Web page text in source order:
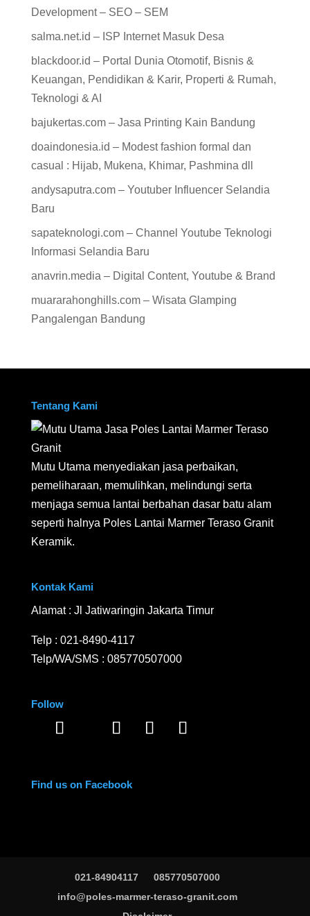
Development – SEO – SEM
salma.net.id – ISP Internet Masuk Desa
blackdoor.id – Portal Dunia Otomotif, Bisnis &
Keuangan, Pendidikan & Karir, Properti & Rumah,
Teknologi & AI
bajukertas.com – Jasa Printing Kain Bandung
doaindonesia.id – Modest fashion formal dan
casual : Hijab, Mukena, Khimar, Pashmina dll
andysaputra.com – Youtuber Influencer Selandia
Baru
sapateknologi.com – Channel Youtube Teknologi
Informasi Selandia Baru
anavrin.media – Digital Content, Youtube & Brand
muararahonghills.com – Wisata Glamping
Pangalengan Bandung
Tentang Kami
Mutu Utama menyediakan jasa perbaikan,
pemeliharaan, memulihkan, melindungi serta
menjaga semua lantai berbahan dasar batu alam
seperti halnya Poles Lantai Marmer Teraso Granit
Keramik.
Kontak Kami
Alamat : Jl Jatiwaringin Jakarta Timur
Telp : 021-8490-4117
Telp/WA/SMS : 085770507000
Follow
Find us on Facebook
021-84904117
085770507000
info@poles-marmer-teraso-granit.com